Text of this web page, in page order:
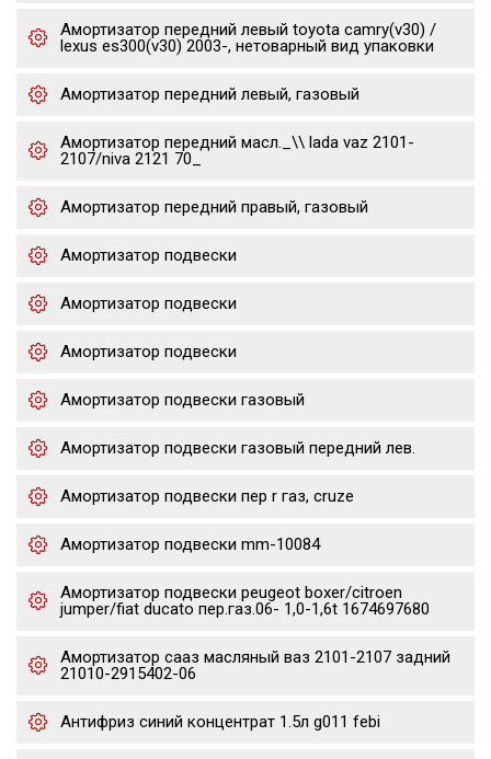
Амортизатор передний левый toyota camry(v30) /
lexus es300(v30) 2003-, нетоварный вид упаковки
Амортизатор передний левый, газовый
Амортизатор передний масл._\\ lada vaz 2101-
2107/niva 2121 70_
Амортизатор передний правый, газовый
Амортизатор подвески
Амортизатор подвески
Амортизатор подвески
Амортизатор подвески газовый
Амортизатор подвески газовый передний лев.
Амортизатор подвески пер r газ, cruze
Амортизатор подвески mm-10084
Амортизатор подвески peugeot boxer/citroen
jumper/fiat ducato пер.газ.06- 1,0-1,6t 1674697680
Амортизатор сааз масляный ваз 2101-2107 задний
21010-2915402-06
Антифриз синий концентрат 1.5л g011 febi